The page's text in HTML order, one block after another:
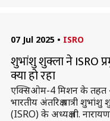
07 Jul 2025 • ISRO
शुभांशु शुक्ला ने ISRO
क्या हो रहा
एक्सिओम-4 मिशन के तहत
भारतीय अंतरिक्ष यात्री
(ISRO) के अध्यक्ष वी.